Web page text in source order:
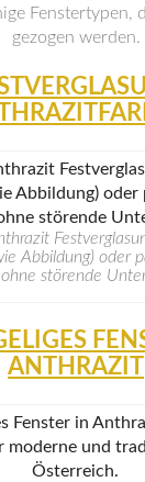
Fenstertypen,
gezogen werden.
Abbildung) oder
störende
ANTHRAZIT